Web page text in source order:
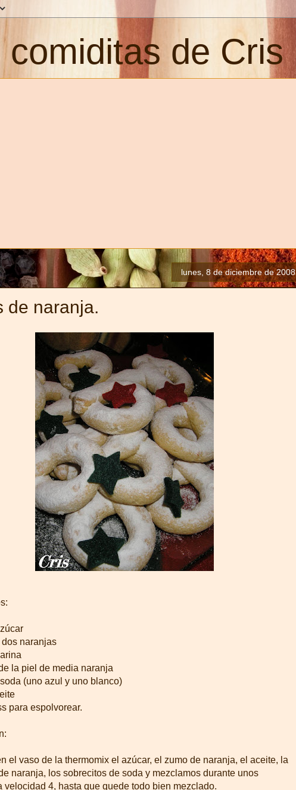
comiditas de Cris
lunes, 8 de diciembre de 2008
de naranja.
naranjas
la piel de media naranja
(uno azul y uno blanco)
para espolvorear.
el vaso de la thermomix el azúcar, el zumo de naranja, el aceite, la
naranja, los sobrecitos de soda y mezclamos durante unos
velocidad 4, hasta que quede todo bien mezclado.